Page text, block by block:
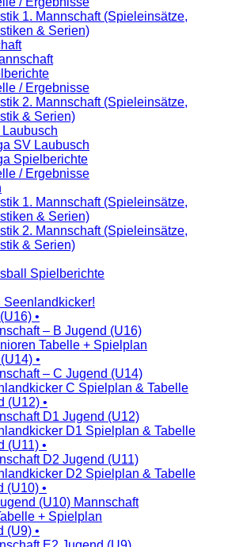
1. Mannschaft (Spieleinsätze,
& Serien)
/ Ergebnisse
2. Mannschaft (Spieleinsätze,
& Serien)
SV Laubusch
Spielberichte
/ Ergebnisse
1. Mannschaft (Spieleinsätze,
& Serien)
2. Mannschaft (Spieleinsätze,
& Serien)
Spielberichte
Seenlandkicker!
•
– B Jugend (U16)
Tabelle + Spielplan
•
– C Jugend (U14)
C Spielplan & Tabelle
(U12) •
D1 Jugend (U12)
D1 Spielplan & Tabelle
(U11) •
D2 Jugend (U11)
D2 Spielplan & Tabelle
(U10) •
(U10) Mannschaft
+ Spielplan
(U9) •